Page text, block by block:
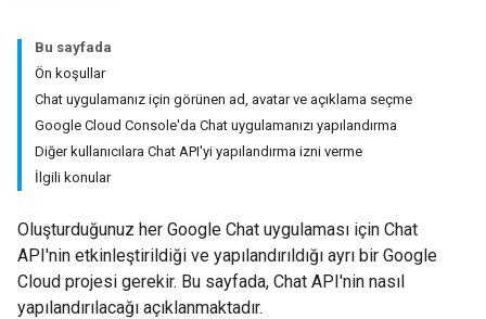
Bu sayfada
Ön koşullar
Chat uygulamanız için görünen ad, avatar ve açıklama seçme
Google Cloud Console'da Chat uygulamanızı yapılandırma
Diğer kullanıcılara Chat API'yi yapılandırma izni verme
İlgili konular
Oluşturduğunuz her Google Chat uygulaması için Chat
API'nin etkinleştirildiği ve yapılandırıldığı ayrı bir Google
Cloud projesi gerekir. Bu sayfada, Chat API'nin nasıl
yapılandırılacağı açıklanmaktadır.